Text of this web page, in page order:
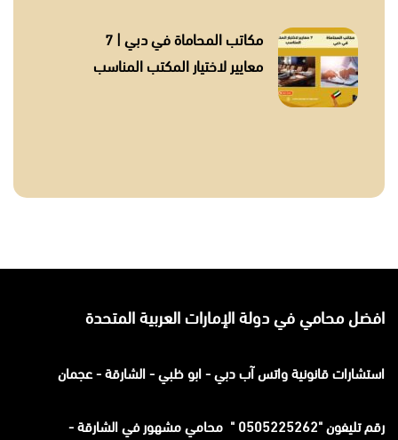
مكاتب المحاماة في دبي | 7
معايير لاختيار المكتب المناسب
افضل محامي في دولة الإمارات العربية المتحدة
استشارات قانونيةواتس آبدبي - ابو ظبي - الشارقة - عجمان
رقم تليفون "0505225262 " محامي مشهور في الشارقة -